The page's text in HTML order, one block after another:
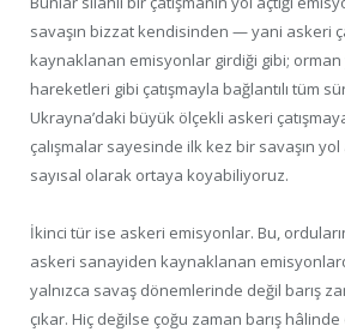
savaşın bizzat kendisinden — yani askeri
kaynaklanan emisyonlar girdiği gibi; orman
hareketleri gibi çatışmayla bağlantılı tüm
Ukrayna’daki büyük ölçekli askeri
çalışmalar sayesinde ilk kez bir savaşın yol
sayısal olarak ortaya koyabiliyoruz.
İkinci tür ise askeri emisyonlar. Bu,
askeri sanayiden kaynaklanan
yalnızca savaş dönemlerinde değil barış
çıkar. Hiç değilse çoğu zaman barış